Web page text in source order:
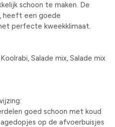
schoon te maken. De
heeft een goede
perfecte kweekklimaat.
Salade mix, Salade mix
goed schoon met koud
op de afvoerbuisjes